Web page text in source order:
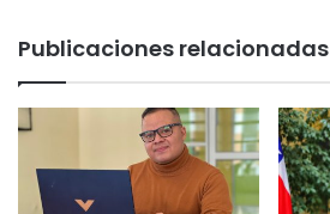
Publicaciones relacionadas